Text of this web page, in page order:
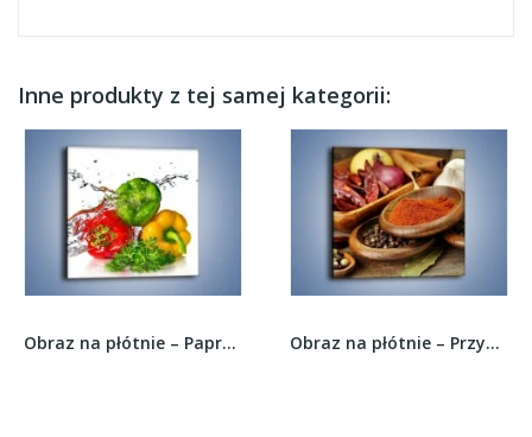
Inne produkty z tej samej kategorii:
Obraz na płótnie – Paprykowe towarzystwo –... Obraz na płótnie – Przyprawy skąpane w słońcu –...